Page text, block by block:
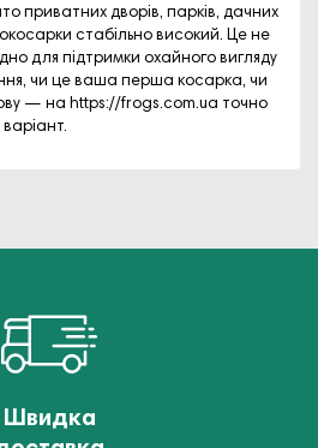
приватних дворів, парків, дачних
стабільно високий. Це не
для підтримки охайного вигляду
чи це ваша перша косарка, чи
— на https://frogs.com.ua точно
Швидка